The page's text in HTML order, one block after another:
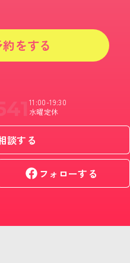
をする
11:00-19:30
水曜定休
談する
フォローする